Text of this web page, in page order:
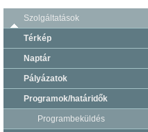
Szolgáltatások
Térkép
Naptár
Pályázatok
Programok/határidők
Programbeküldés